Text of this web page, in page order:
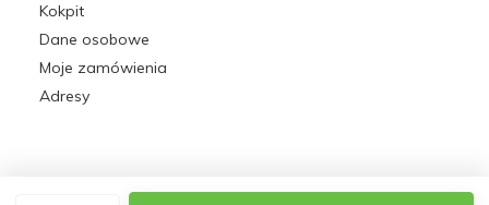
Kokpit
Dane osobowe
Moje zamówienia
Adresy